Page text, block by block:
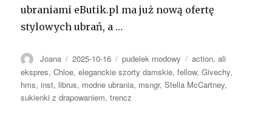
ubraniami eButik.pl ma już nową ofertę
stylowych ubrań, a …
Autor
Joana Opublikowano
2025-10-16 Kategorie
pudelek modowy Tagi
action,ali
ekspres,Chloe,eleganckie szorty damskie,fellow,Givechy,
hms,inst, librus, modne ubrania, msngr,Stella McCartney,
sukienki z drapowaniem,trencz